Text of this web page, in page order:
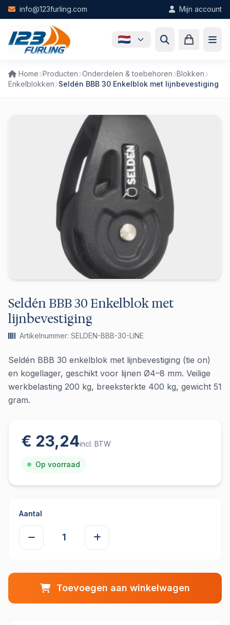
Skip to main content
info@123furling.com Mijn account
Home Producten Onderdelen & toebehoren Blokken
Enkelblokken Seldén BBB 30 Enkelblok met lijnbevestiging
Seldén BBB 30 Enkelblok met
lijnbevestiging
Artikelnummer: SELDEN-BBB-30-LINE
Seldén BBB 30 enkelblok met lijnbevestiging (tie on)
en kogellager, geschikt voor lijnen Ø4–8 mm. Veilige
werkbelasting 200 kg, breeksterkte 400 kg, gewicht 51
gram.
€ 23,24incl. BTW
Op voorraad
Aantal
Toevoegen aan winkelwagen